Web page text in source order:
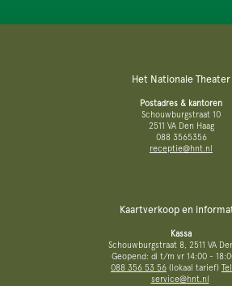
Het Nationale Theater
Postadres & kantoren
Schouwburgstraat 10
2511 VA Den Haag
088 3565356
receptie@hnt.nl
Kaartverkoop en
Kassa
Schouwburgstraat 8, 2511 VA
Geopend: di t/m vr 14:00 -
088 356 53 56 (lokaal tarief)
service@hnt.nl